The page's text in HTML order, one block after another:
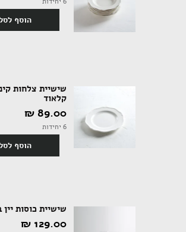
הוסף
שישיית צלחות
קלאוד
89.00 ‏₪
6 יחידות
הוסף
שישיית כוסות יין
129.00 ‏₪
ספרים ומוצרי נייר